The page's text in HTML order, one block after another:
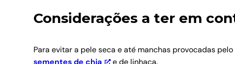
Considerações a ter em
Para evitar a pele seca e até manchas provocadas
sementes de chia
e de linhaça.